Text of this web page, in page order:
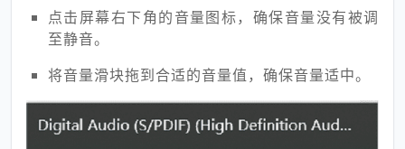
点击屏幕右下角的音量图标，确保音量没有被调
至静音。
将音量滑块拖到合适的音量值，确保音量适中。